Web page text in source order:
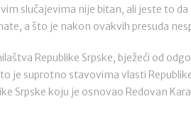
slučajevima nije bitan, ali jeste to
a što je nakon ovakvih presuda
Republike Srpske, bježeći od
suprotno stavovima vlasti
Srpske koju je osnovao Redovan